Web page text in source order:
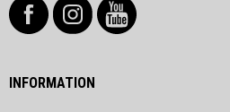
INFORMATION